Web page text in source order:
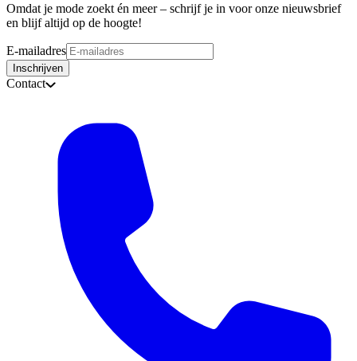
Omdat je mode zoekt én meer – schrijf je in voor onze nieuwsbrief
en blijf altijd op de hoogte!
E-mailadres
Inschrijven
Contact